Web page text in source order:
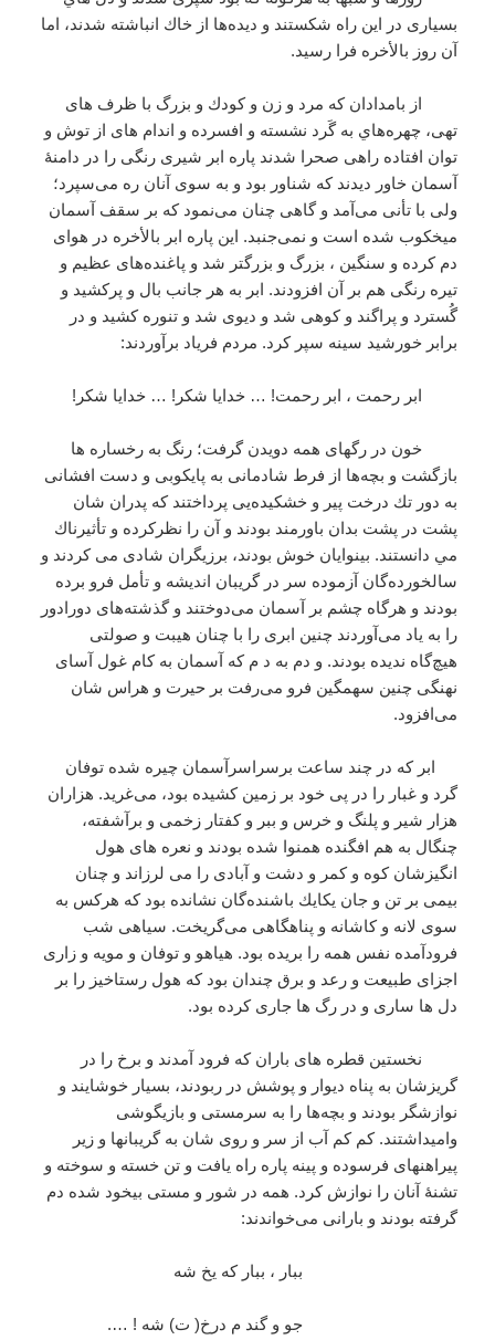
بسياری در اين راه شكستند و ديده‌ها از خاك انباشته شدند، اما
آن روز بالأخره فرا رسيد.
از بامدادان كه مرد و زن و كودك و بزرگ با ظرف های
تهی، چهره‌هاي به گَرد نشسته و افسرده و اندام های از توش و
توان افتاده راهی صحرا شدند پاره ابر شيری رنگی را در دامنۀ
آسمان خاور ديدند كه شناور بود و به سوی آنان ره می‌سپرد؛
ولی با تأنی می‌آمد و گاهی چنان می‌نمود كه بر سقف آسمان
ميخكوب شده است و نمی‌جنبد. اين پاره ابر بالأخره در هوای
دم كرده و سنگين ، بزرگ و بزرگتر شد و پاغنده‌های عظيم و
تيره رنگی‌ هم بر آن افزودند. ابر به هر جانب بال و پركشيد و
گُسترد و پراگند و كوهی شد و ديوی شد و تنوره كشيد و در
برابر خورشيد سينه سپر كرد. مردم فرياد برآوردند:
ابر رحمت ، ابر رحمت! … خدايا شكر! … خدايا شكر!
خون در رگهای همه دويدن گرفت؛ رنگ به رخساره ها
بازگشت و بچه‌ها از فرط شاد‌مانی به پايكوبی و دست افشانی
به دور تك درخت پير و خشكيده‌يی پرداختند كه پدران شان
پشت در پشت بدان باورمند بودند و آن را نظركرده و تأثيرناك
مي دانستند. بينوايان خوش بودند، برزيگران شادی می كردند و
سالخورده‌گان آزموده سر در گريبان انديشه و تأمل فرو برده
بودند و هرگاه چشم بر آسمان می‌دوختند و گذشته‌های دورادور
را به ياد می‌آوردند چنين ابری را با چنان هيبت و صولتی
هيچ‌گاه نديده بودند. و دم به د م كه آسمان به كام غول آسای
نهنگی چنين سهمگين فرو می‌رفت بر حيرت و هراس شان
می‌افزود.
ابر كه در چند ساعت برسراسرآسمان چيره شده توفان
گرد و غبار را در پی خود بر زمين كشيده بود، می‌غريد. هزاران
هزار شير و پلنگ و خرس و ببر و كفتار زخمی و برآشفته،
چنگال به هم افگنده همنوا شده بودند و نعره های هول
انگيزشان كوه و كمر و دشت و آبادی را می لرزاند و چنان
بيمی بر تن و جان يكايك باشنده‌گان نشانده بود كه هركس به
سوی لانه و كاشانه و پناهگاهی می‌گريخت. سياهی شب
فرودآمده نفس همه را بريده بود. هياهو و توفان و مويه و زاری
اجزای طبيعت و رعد و برق چندان بود كه هول رستاخيز را بر
دل ها ساری و در رگ ها جاری كرده بود.
نخستين قطره های باران كه فرود آمدند و برخ را در
گريزشان به پناه ديوار و پوشش در ربودند، بسيار خوشايند و
نوازشگر بودند و بچه‌ها را به سرمستی و بازيگوشی
واميداشتند. كم كم آب از سر و روی شان به گريبانها و زير
پيراهنهای فرسوده و پينه پاره راه يافت و تن خسته و سوخته و
تشنۀ آنان را نوازش كرد. همه در شور و مستی بيخود شده دم
گرفته بودند و بارانی می‌خواندند:
ببار ، ببار كه يخ شه
جو و گند م درخ( ت) شه ! ….